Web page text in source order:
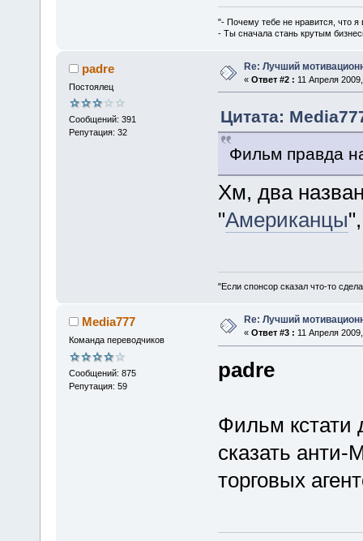
"- Почему тебе не нравится, что я
- Ты сначала стань крутым
padre
Постоялец
Сообщений: 391
Репутация: 32
Re: Лучший
« Ответ #2 : 11 Апреля
Цитата:
Фильм правда
Хм, два
"Американцы
"Если спонсор сказал что-то
Media777
Команда переводчиков
Сообщений: 875
Репутация: 59
Re: Лучший
« Ответ #3 : 11 Апреля
padre
Фильм кстати
сказать
торговых